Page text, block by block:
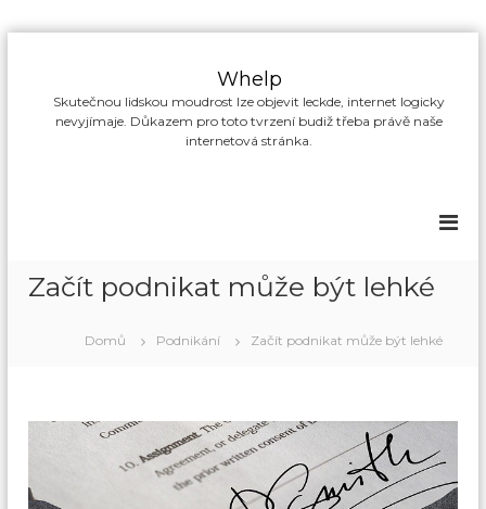
Whelp
Skutečnou lidskou moudrost lze objevit leckde, internet logicky
nevyjímaje. Důkazem pro toto tvrzení budiž třeba právě naše
internetová stránka.
Začít podnikat může být lehké
Domů Podnikání Začít podnikat může být lehké